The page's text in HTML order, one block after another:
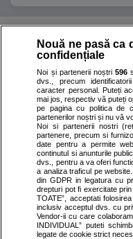
Nicușor Dan a spus
România nu a
ajutorul pentru
bine să rămână un
Politică
Nouă ne pasă ca
confidențiale
Noi și partenerii noștri 596
dvs., precum
caracter personal. Puteți
mai jos, respectiv vă puteți
pe pagina cu politica de
partenerilor noștri și nu vă
Noi si partenerii nostri
partenere, precum si
date pentru a permite
continutul si anunturile
dvs., pentru a va oferi
a analiza traficul pe
din GDPR in legatura cu
drepturi pot fi exercitate
TOATE”, acceptati
inclusiv acceptul dvs. cu
Vendor-ii cu care
INDIVIDUAL” puteti
legate de cookie strict